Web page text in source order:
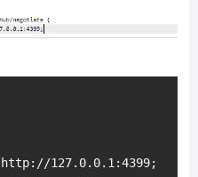
http://127.0.0.1:4399;